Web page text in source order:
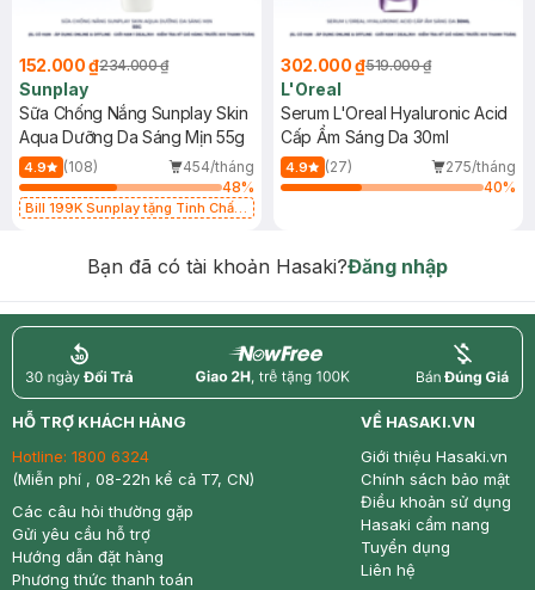
152.000 ₫234.000 ₫
Sunplay
Sữa Chống Nắng Sunplay Skin
Aqua Dưỡng Da Sáng Mịn 55g
4.9 (108)
454/tháng
48%
Bill 199K Sunplay tặng Tinh Chất
302.000 ₫519.000 ₫
L'Oreal
Serum L'Oreal Hyaluronic Acid
Cấp Ẩm Sáng Da 30ml
4.9 (27)
275/tháng
40%
Bạn đã có tài khoản Hasaki?Đăng nhập
return nowfree price
HỖ TRỢ KHÁCH HÀNG
Hotline: 1800 6324
(Miễn phí , 08-22h kể cả T7, CN)
Các câu hỏi thường gặp
Gửi yêu cầu hỗ trợ
Hướng dẫn đặt hàng
Phương thức thanh toán
VỀ HASAKI.VN
Giới thiệu Hasaki.vn
Chính sách bảo mật
Điều khoản sử dụng
Hasaki cẩm nang
Tuyển dụng
Liên hệ